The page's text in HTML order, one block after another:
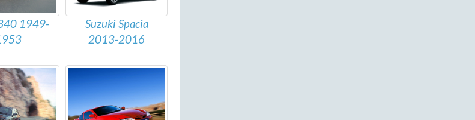
1949-
Suzuki Spacia
2013-2016